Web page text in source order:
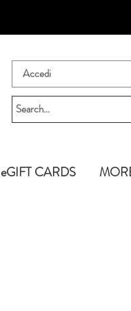
Accedi
eGIFT CARDS